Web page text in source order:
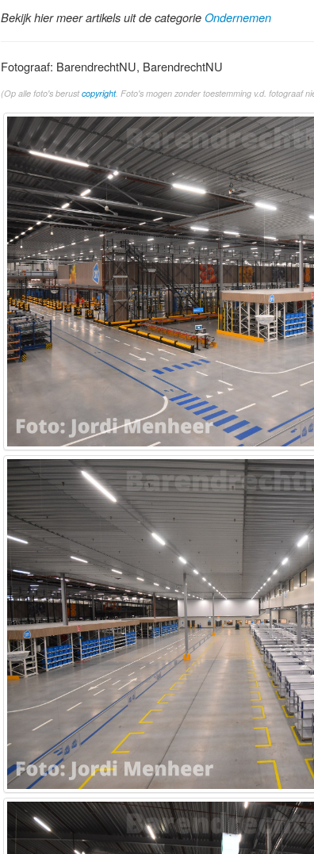
Bekijk hier meer artikels uit de categorie Ondernemen
Fotograaf: BarendrechtNU, BarendrechtNU
(Op alle foto's berustcopyright. Foto's mogen zonder toestemming v.d. fotograaf